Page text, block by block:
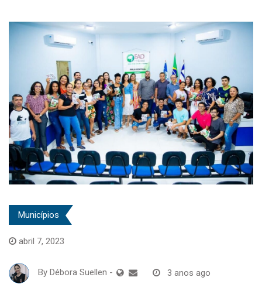
Municípios
abril 7, 2023
By Débora Suellen - 3 anos ago